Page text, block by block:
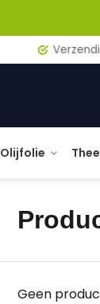
Olijfolie
Geen